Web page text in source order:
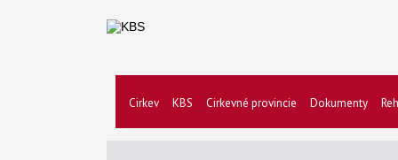
Cirkev KBS Cirkevné provincie Dokumenty